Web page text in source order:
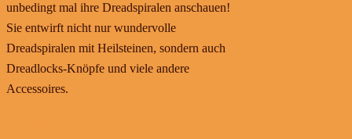
unbedingt mal ihre Dreadspiralen anschauen!
Sie entwirft nicht nur wundervolle
Dreadspiralen mit Heilsteinen, sondern auch
Dreadlocks-Knöpfe und viele andere
Accessoires.